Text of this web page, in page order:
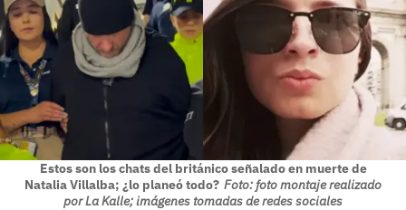
Estos son los chats del británico señalado en muerte de
Natalia Villalba; ¿lo planeó todo? Foto: foto montaje realizado
por La Kalle; imágenes tomadas de redes sociales